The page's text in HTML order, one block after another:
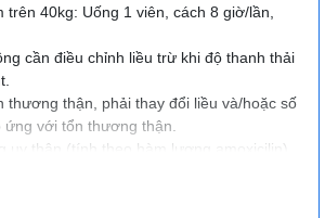
trên 40kg: Uống 1 viên, cách 8 giờ/lần,
cần điều chỉnh liều trừ khi độ thanh thải
thương thận, phải thay đổi liều và/hoặc số
ứng với tổn thương thận.
uy thận (tính theo hàm lượng amoxicilin)